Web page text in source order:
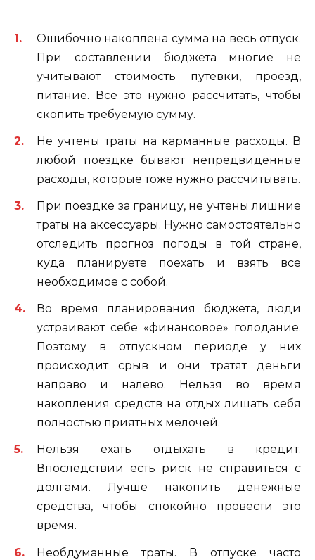
Ошибочно накоплена сумма на весь отпуск.
При составлении бюджета многие не
учитывают стоимость путевки, проезд,
питание. Все это нужно рассчитать, чтобы
скопить требуемую сумму.
Не учтены траты на карманные расходы. В
любой поездке бывают непредвиденные
расходы, которые тоже нужно рассчитывать.
При поездке за границу, не учтены лишние
траты на аксессуары. Нужно самостоятельно
отследить прогноз погоды в той стране,
куда планируете поехать и взять все
необходимое с собой.
Во время планирования бюджета, люди
устраивают себе «финансовое» голодание.
Поэтому в отпускном периоде у них
происходит срыв и они тратят деньги
направо и налево. Нельзя во время
накопления средств на отдых лишать себя
полностью приятных мелочей.
Нельзя ехать отдыхать в кредит.
Впоследствии есть риск не справиться с
долгами. Лучше накопить денежные
средства, чтобы спокойно провести это
время.
Необдуманные траты. В отпуске часто